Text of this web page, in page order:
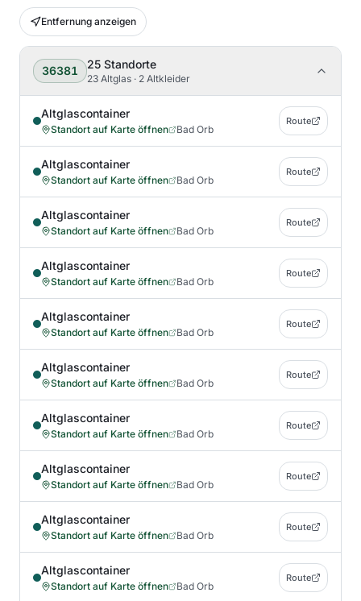
Entfernung anzeigen
36381 25 Standorte
23 Altglas · 2 Altkleider
Altglascontainer
Standort auf Karte öffnen Bad Orb
Route
Altglascontainer
Standort auf Karte öffnen Bad Orb
Route
Altglascontainer
Standort auf Karte öffnen Bad Orb
Route
Altglascontainer
Standort auf Karte öffnen Bad Orb
Route
Altglascontainer
Standort auf Karte öffnen Bad Orb
Route
Altglascontainer
Standort auf Karte öffnen Bad Orb
Route
Altglascontainer
Standort auf Karte öffnen Bad Orb
Route
Altglascontainer
Standort auf Karte öffnen Bad Orb
Route
Altglascontainer
Standort auf Karte öffnen Bad Orb
Route
Altglascontainer
Standort auf Karte öffnen Bad Orb
Route